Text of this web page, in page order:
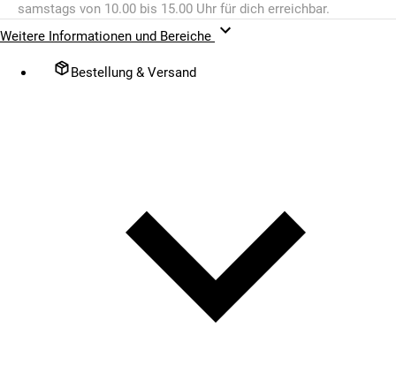
samstags von 10.00 bis 15.00 Uhr für dich erreichbar.
Weitere Informationen und Bereiche
Bestellung & Versand